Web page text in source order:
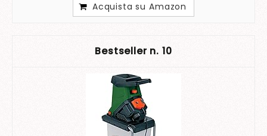
Acquista su Amazon
10